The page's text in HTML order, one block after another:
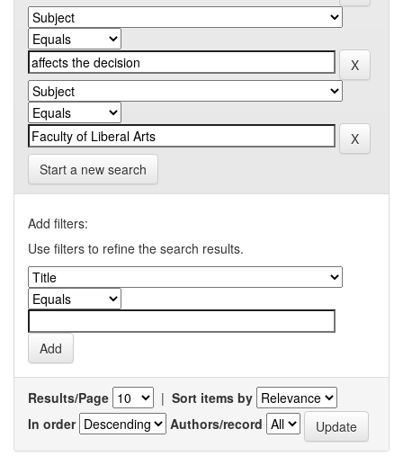
Start a new search
Add filters:
Use filters to refine the search results.
Results/Page | Sort items by
In order
Authors/record